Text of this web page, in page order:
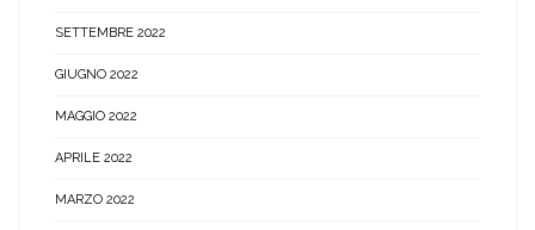
SETTEMBRE 2022
GIUGNO 2022
MAGGIO 2022
APRILE 2022
MARZO 2022